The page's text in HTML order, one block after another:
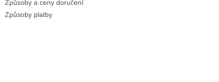
Způsoby a ceny doručení
Způsoby platby